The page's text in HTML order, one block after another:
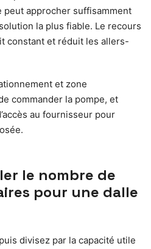
peut approcher suffisamment
la plus fiable. Le recours
constant et réduit les allers-
et zone
commander la pompe, et
au fournisseur pour
le nombre de
pour une dalle
divisez par la capacité utile